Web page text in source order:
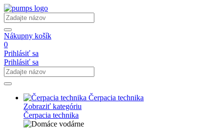
Nákupny košík
0
Prihlásiť sa
Prihlásiť sa
Čerpacia technika
Zobraziť kategóriu
Čerpacia technika